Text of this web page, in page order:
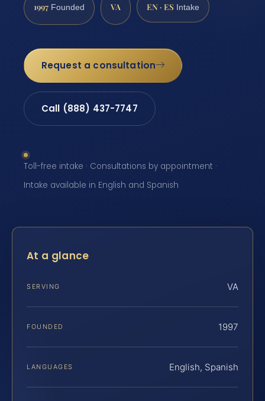
1997 Founded VA EN · ES Intake
Request a consultation
Call (888) 437-7747
Toll-free intake · Consultations by appointment ·
Intake available in English and Spanish
At a glance
SERVING VA
FOUNDED 1997
LANGUAGES English, Spanish